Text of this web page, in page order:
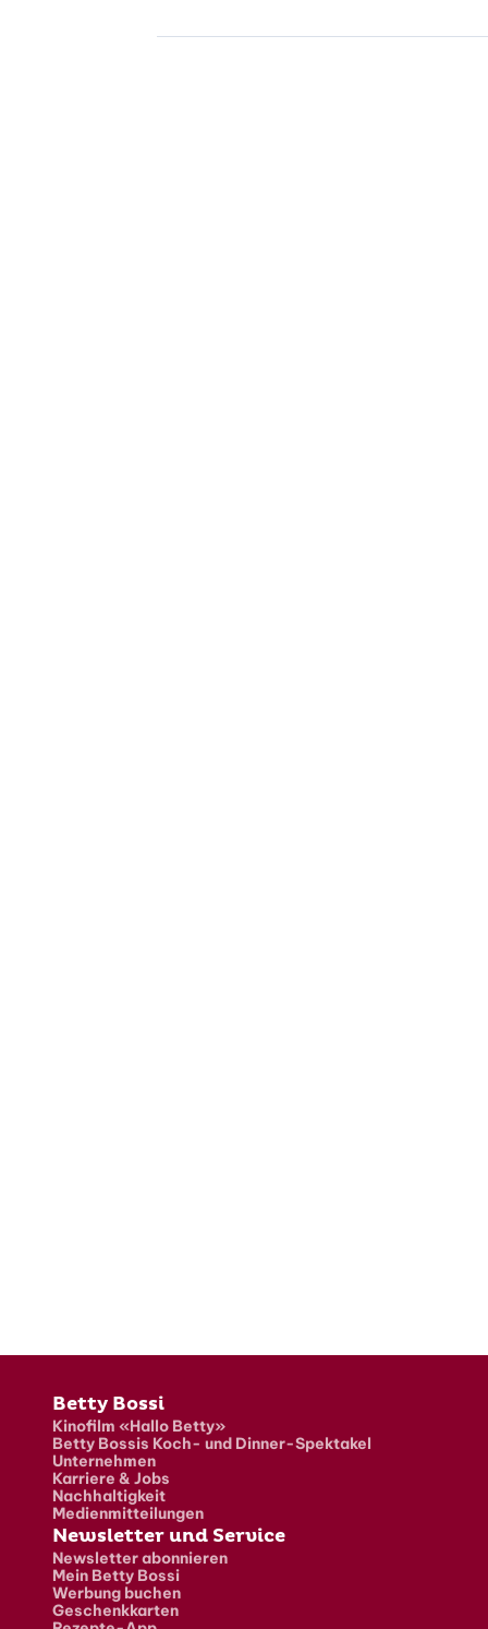
Fusszeile
Betty Bossi
Kinofilm «Hallo Betty»
Betty Bossis Koch- und Dinner-Spektakel
Unternehmen
Karriere & Jobs
Nachhaltigkeit
Medienmitteilungen
Newsletter und Service
Newsletter abonnieren
Mein Betty Bossi
Werbung buchen
Geschenkkarten